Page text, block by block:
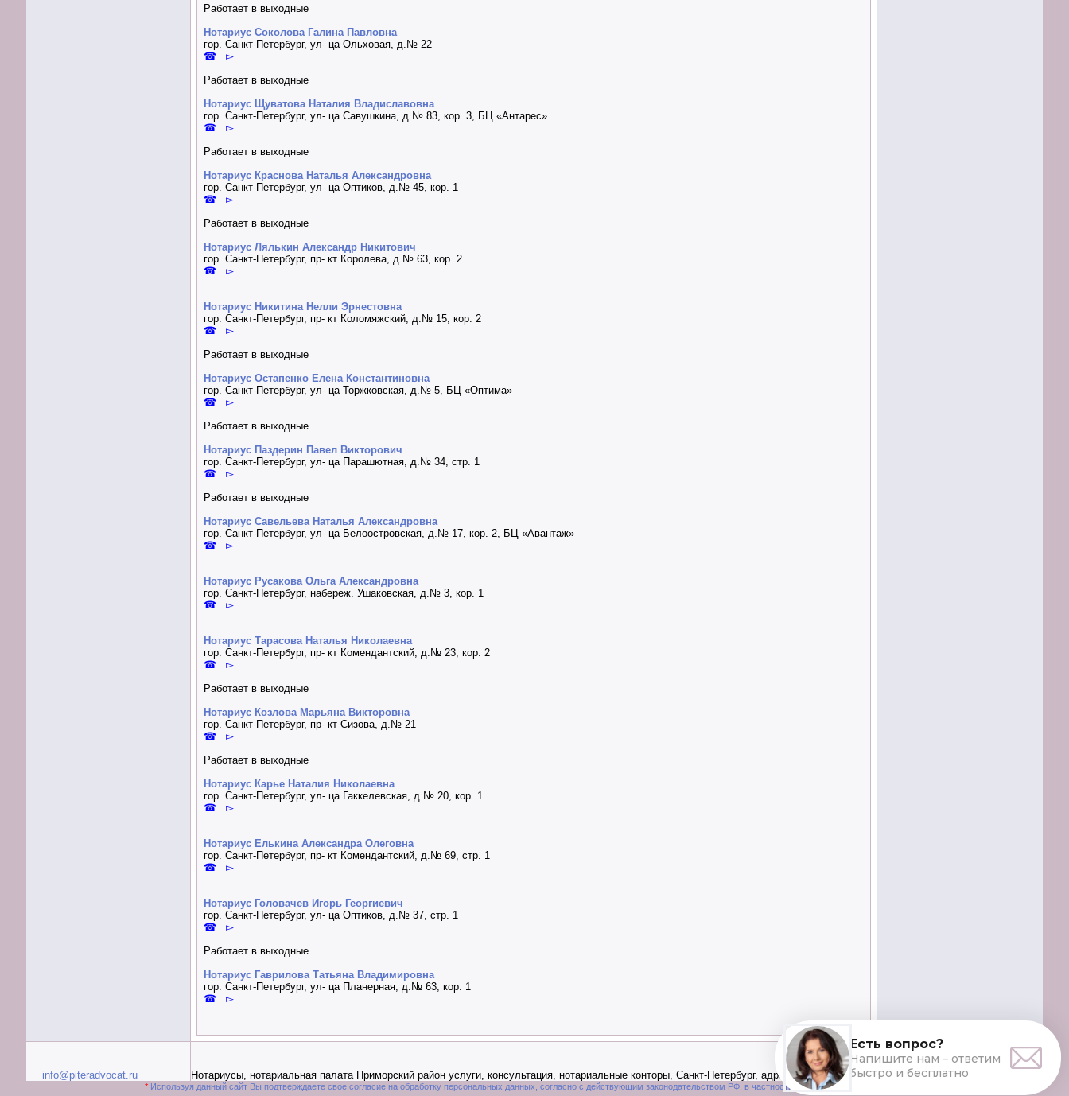
Работает в выходные
Нотариус Соколова Галина Павловна
гор. Санкт-Петербург, ул- ца Ольховая, д.№ 22
☎ ▻
Работает в выходные
Нотариус Щуватова Наталия Владиславовна
гор. Санкт-Петербург, ул- ца Савушкина, д.№ 83, кор. 3, БЦ «Антарес»
☎ ▻
Работает в выходные
Нотариус Краснова Наталья Александровна
гор. Санкт-Петербург, ул- ца Оптиков, д.№ 45, кор. 1
☎ ▻
Работает в выходные
Нотариус Лялькин Александр Никитович
гор. Санкт-Петербург, пр- кт Королева, д.№ 63, кор. 2
☎ ▻
Нотариус Никитина Нелли Эрнестовна
гор. Санкт-Петербург, пр- кт Коломяжский, д.№ 15, кор. 2
☎ ▻
Работает в выходные
Нотариус Остапенко Елена Константиновна
гор. Санкт-Петербург, ул- ца Торжковская, д.№ 5, БЦ «Оптима»
☎ ▻
Работает в выходные
Нотариус Паздерин Павел Викторович
гор. Санкт-Петербург, ул- ца Парашютная, д.№ 34, стр. 1
☎ ▻
Работает в выходные
Нотариус Савельева Наталья Александровна
гор. Санкт-Петербург, ул- ца Белоостровская, д.№ 17, кор. 2, БЦ «Авантаж»
☎ ▻
Нотариус Русакова Ольга Александровна
гор. Санкт-Петербург, набереж. Ушаковская, д.№ 3, кор. 1
☎ ▻
Нотариус Тарасова Наталья Николаевна
гор. Санкт-Петербург, пр- кт Комендантский, д.№ 23, кор. 2
☎ ▻
Работает в выходные
Нотариус Козлова Марьяна Викторовна
гор. Санкт-Петербург, пр- кт Сизова, д.№ 21
☎ ▻
Работает в выходные
Нотариус Карье Наталия Николаевна
гор. Санкт-Петербург, ул- ца Гаккелевская, д.№ 20, кор. 1
☎ ▻
Нотариус Елькина Александра Олеговна
гор. Санкт-Петербург, пр- кт Комендантский, д.№ 69, стр. 1
☎ ▻
Нотариус Головачев Игорь Георгиевич
гор. Санкт-Петербург, ул- ца Оптиков, д.№ 37, стр. 1
☎ ▻
Работает в выходные
Нотариус Гаврилова Татьяна Владимировна
гор. Санкт-Петербург, ул- ца Планерная, д.№ 63, кор. 1
☎ ▻
info@piteradvocat.ru Нотариусы, нотариальная палата Приморский район услуги, консультация, нотариальные конторы, Санкт-Петербург, адрес, телефон
* Используя данный сайт Вы подтверждаете свое согласие на обработку персональных данных, согласно с действующим законодательством РФ, в частности, ФЗ «О персональных данных».